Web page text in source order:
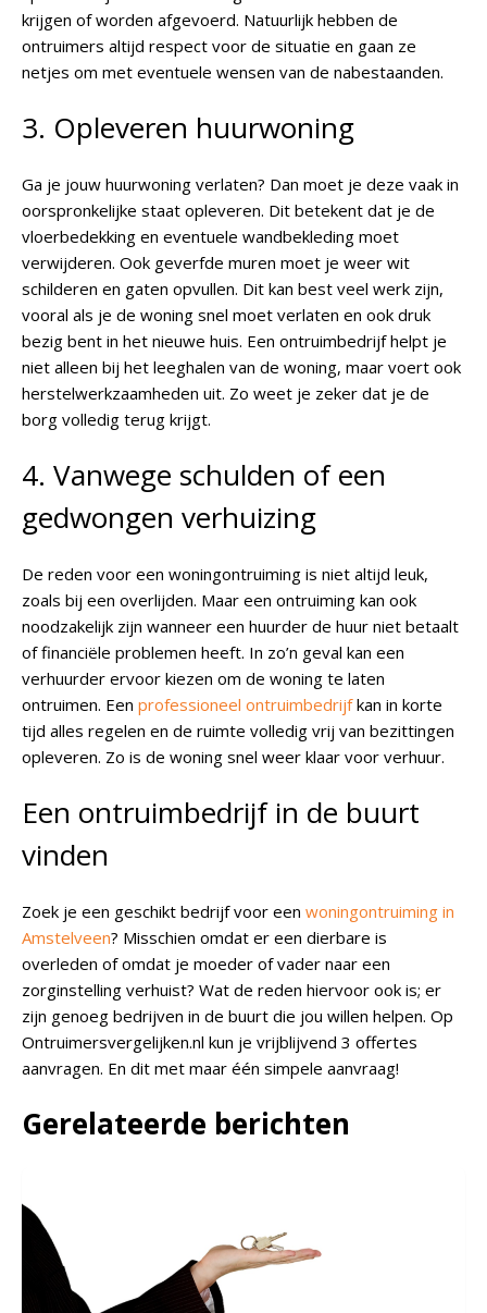
krijgen of worden afgevoerd. Natuurlijk hebben de
ontruimers altijd respect voor de situatie en gaan ze
netjes om met eventuele wensen van de nabestaanden.
3. Opleveren huurwoning
Ga je jouw huurwoning verlaten? Dan moet je deze vaak in
oorspronkelijke staat opleveren. Dit betekent dat je de
vloerbedekking en eventuele wandbekleding moet
verwijderen. Ook geverfde muren moet je weer wit
schilderen en gaten opvullen. Dit kan best veel werk zijn,
vooral als je de woning snel moet verlaten en ook druk
bezig bent in het nieuwe huis. Een ontruimbedrijf helpt je
niet alleen bij het leeghalen van de woning, maar voert ook
herstelwerkzaamheden uit. Zo weet je zeker dat je de
borg volledig terug krijgt.
4. Vanwege schulden of een
gedwongen verhuizing
De reden voor een woningontruiming is niet altijd leuk,
zoals bij een overlijden. Maar een ontruiming kan ook
noodzakelijk zijn wanneer een huurder de huur niet betaalt
of financiële problemen heeft. In zo’n geval kan een
verhuurder ervoor kiezen om de woning te laten
ontruimen. Een professioneel ontruimbedrijfkan in korte
tijd alles regelen en de ruimte volledig vrij van bezittingen
opleveren. Zo is de woning snel weer klaar voor verhuur.
Een ontruimbedrijf in de buurt
vinden
Zoek je een geschikt bedrijf voor een woningontruiming in
Amstelveen? Misschien omdat er een dierbare is
overleden of omdat je moeder of vader naar een
zorginstelling verhuist? Wat de reden hiervoor ook is; er
zijn genoeg bedrijven in de buurt die jou willen helpen. Op
Ontruimersvergelijken.nl kun je vrijblijvend 3 offertes
aanvragen. En dit met maar één simpele aanvraag!
Gerelateerde berichten